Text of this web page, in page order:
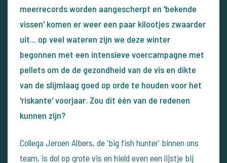
meerrecords worden aangescherpt en 'bekende
vissen' komen er weer een paar kilootjes zwaarder
uit... op veel wateren zijn we deze winter
begonnen met een intensieve voercampagne met
pellets om de de gezondheid van de vis en dikte
van de slijmlaag goed op orde te houden voor het
'riskante' voorjaar. Zou dit één van de redenen
kunnen zijn?
Collega Jeroen Albers, de 'big fish hunter' binnen ons
team, is dol op grote vis en hield even een lijstje bij